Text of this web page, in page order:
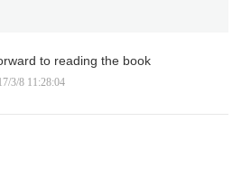
to reading the book
3/8 11:28:04